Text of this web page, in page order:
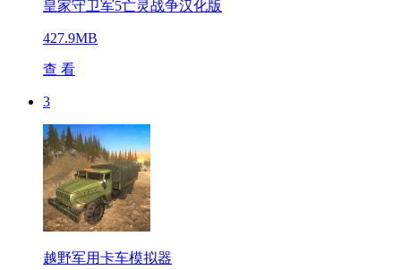
皇家守卫军5亡灵战争汉化版
427.9MB
查 看
3
越野军用卡车模拟器